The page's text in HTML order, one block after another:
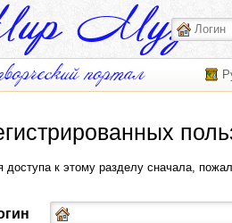
доступа к этому разделу сначала,